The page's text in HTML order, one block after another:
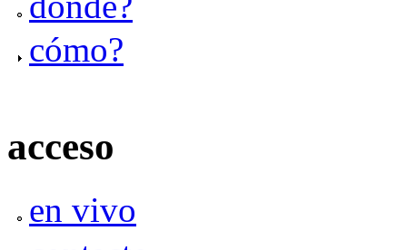
cómo?
acceso
en vivo